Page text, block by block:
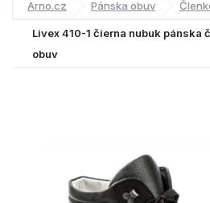
Arno.cz Pánska obuv
Livex 410-1 čierna nubuk pánska
obuv